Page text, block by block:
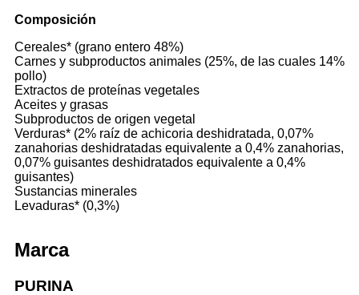
Composición
Cereales* (grano entero 48%)
Carnes y subproductos animales (25%, de las cuales 14%
pollo)
Extractos de proteínas vegetales
Aceites y grasas
Subproductos de origen vegetal
Verduras* (2% raíz de achicoria deshidratada, 0,07%
zanahorias deshidratadas equivalente a 0,4% zanahorias,
0,07% guisantes deshidratados equivalente a 0,4%
guisantes)
Sustancias minerales
Levaduras* (0,3%)
Marca
PURINA